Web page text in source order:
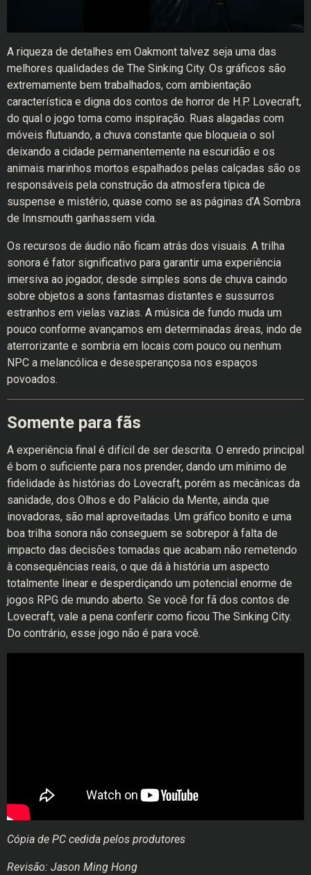
A riqueza de detalhes em Oakmont talvez seja uma das
melhores qualidades de The Sinking City. Os gráficos são
extremamente bem trabalhados, com ambientação
característica e digna dos contos de horror de H.P. Lovecraft,
do qual o jogo toma como inspiração. Ruas alagadas com
móveis flutuando, a chuva constante que bloqueia o sol
deixando a cidade permanentemente na escuridão e os
animais marinhos mortos espalhados pelas calçadas são os
responsáveis pela construção da atmosfera típica de
suspense e mistério, quase como se as páginas d’A Sombra
de Innsmouth ganhassem vida.
Os recursos de áudio não ficam atrás dos visuais. A trilha
sonora é fator significativo para garantir uma experiência
imersiva ao jogador, desde simples sons de chuva caindo
sobre objetos a sons fantasmas distantes e sussurros
estranhos em vielas vazias. A música de fundo muda um
pouco conforme avançamos em determinadas áreas, indo de
aterrorizante e sombria em locais com pouco ou nenhum
NPC a melancólica e desesperançosa nos espaços
povoados.
Somente para fãs
A experiência final é difícil de ser descrita. O enredo principal
é bom o suficiente para nos prender, dando um mínimo de
fidelidade às histórias do Lovecraft, porém as mecânicas da
sanidade, dos Olhos e do Palácio da Mente, ainda que
inovadoras, são mal aproveitadas. Um gráfico bonito e uma
boa trilha sonora não conseguem se sobrepor à falta de
impacto das decisões tomadas que acabam não remetendo
à consequências reais, o que dá à história um aspecto
totalmente linear e desperdiçando um potencial enorme de
jogos RPG de mundo aberto. Se você for fã dos contos de
Lovecraft, vale a pena conferir como ficou The Sinking City.
Do contrário, esse jogo não é para você.
Cópia de PC cedida pelos produtores
Revisão: Jason Ming Hong